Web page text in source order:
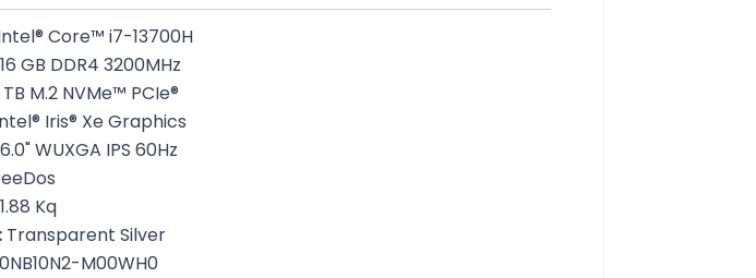
Core™ i7-13700H
GB DDR4 3200MHz
M.2 NVMe™ PCIe®
Iris® Xe Graphics
WUXGA IPS 60Hz
Kq
Transparent Silver
M00WH0